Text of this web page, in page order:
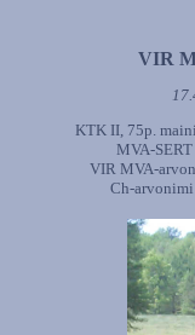
VIR
KTK II, 75p.
MVA-
VIR MVA-
Ch-arvonimi